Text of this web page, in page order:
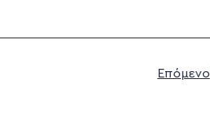
Επόμενο